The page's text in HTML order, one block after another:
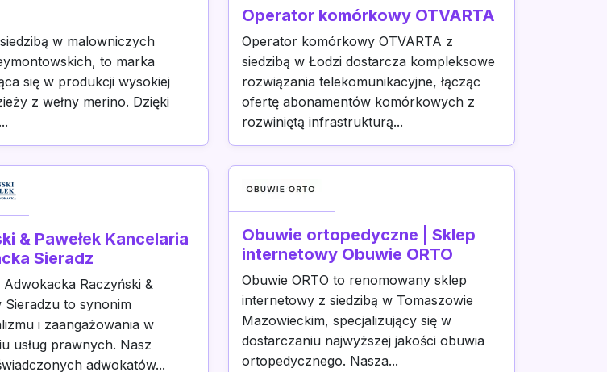
w malowniczych
to marka
się w produkcji wysokiej
z wełny merino. Dzięki
Operator komórkowy OTVARTA
Operator komórkowy OTVARTA z
siedzibą w Łodzi dostarcza kompleksowe
rozwiązania telekomunikacyjne, łącząc
ofertę abonamentów komórkowych z
rozwiniętą infrastrukturą...
& Pawełek Kancelaria
Sieradz
Adwokacka Raczyński &
Sieradzu to synonim
i zaangażowania w
usług prawnych. Nasz
adwokatów...
Obuwie ortopedyczne | Sklep
internetowy Obuwie ORTO
Obuwie ORTO to renomowany sklep
internetowy z siedzibą w Tomaszowie
Mazowieckim, specjalizujący się w
dostarczaniu najwyższej jakości obuwia
ortopedycznego. Nasza...